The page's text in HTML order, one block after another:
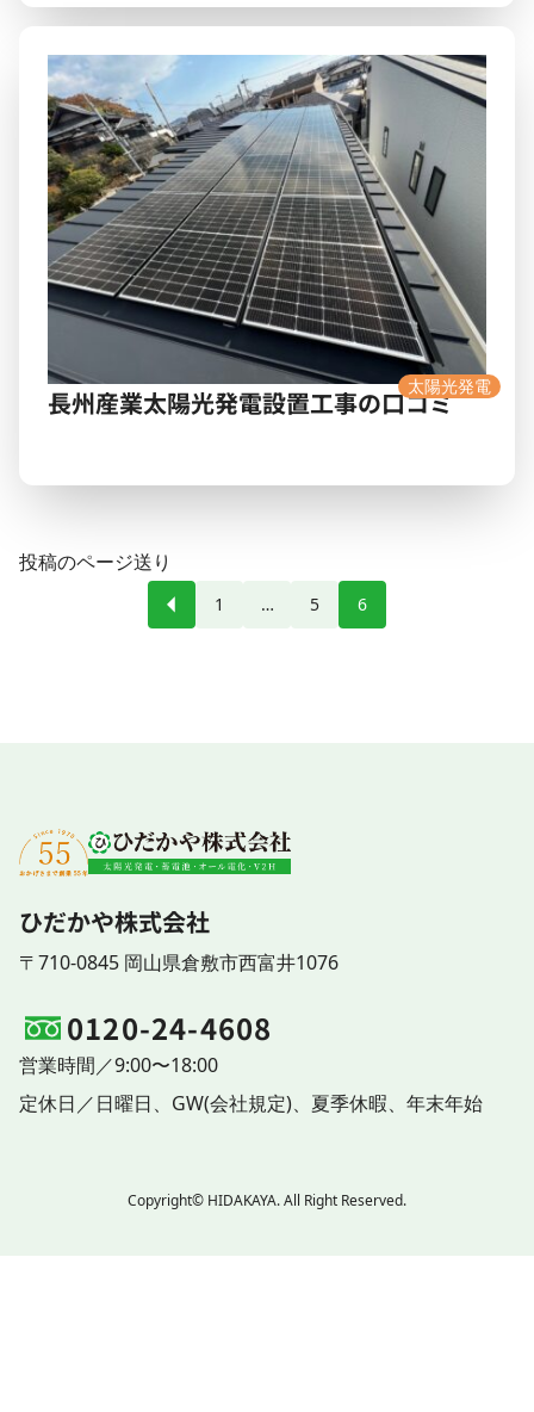
太陽光発電
長州産業太陽光発電設置工事の口コミ
投稿のページ送り
1 … 5 6
ひだかや株式会社
〒710-0845 岡山県倉敷市西富井1076
0120-24-4608
営業時間／9:00〜18:00
定休日／日曜日、 GW(会社規定)、 夏季休暇、 年末年始
Copyright© HIDAKAYA. All Right Reserved.